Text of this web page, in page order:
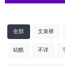
全部 文泉驿
站酷 不详